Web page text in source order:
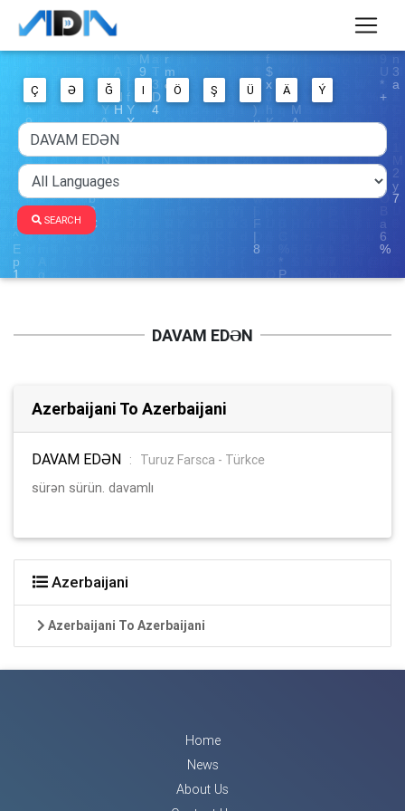
Ç Ə Ğ I Ö Ş Ü Ä Ý
SEARCH
DAVAM EDƏN
Azerbaijani To Azerbaijani
DAVAM EDƏN :
Turuz Farsca - Türkce
sürən sürün. davamlı
Azerbaijani
Azerbaijani To Azerbaijani
Home
News
About Us